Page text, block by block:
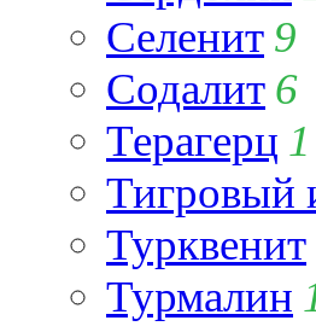
Селенит 9
Содалит 6
Терагерц 1
Тигровый
Турквенит
Турмалин